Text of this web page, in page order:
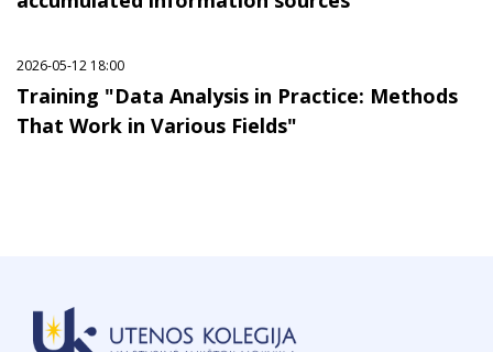
2026-05-12 18:00
Training "Data Analysis in Practice: Methods
That Work in Various Fields"